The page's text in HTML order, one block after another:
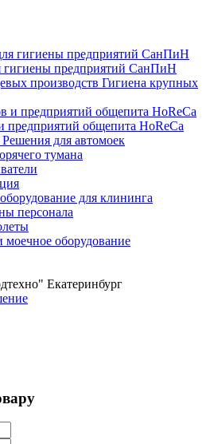
гигиены предприятий СанПиН
Гигиена крупных
предприятий общепита HoReCa
Решения для автомоек
тумана
для клининга
персонала
оборудование
Екатеринбург